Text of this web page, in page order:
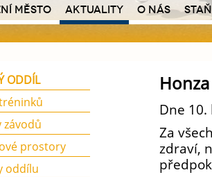
Město Aktuality O nás
Dne
Za
zdraví,
ODDÍL
závodů
prostory
oddílu